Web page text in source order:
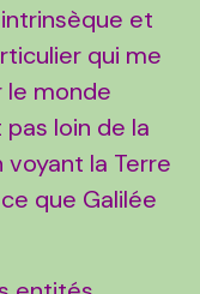
et
qui me
monde
loin de la
la Terre
que Galilée